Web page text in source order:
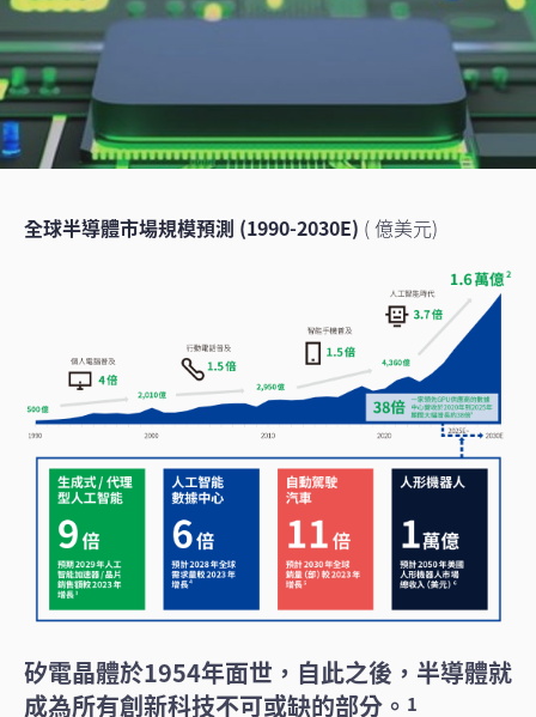
全球半導體市場規模預測 (1990-2030E) ( 億美元)
矽電晶體於1954年面世，自此之後，半導體就
成為所有創新科技不可或缺的部分。 1